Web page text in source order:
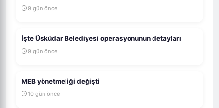
9 gün önce
İşte Üsküdar Belediyesi operasyonunun detayları
9 gün önce
MEB yönetmeliği değişti
10 gün önce